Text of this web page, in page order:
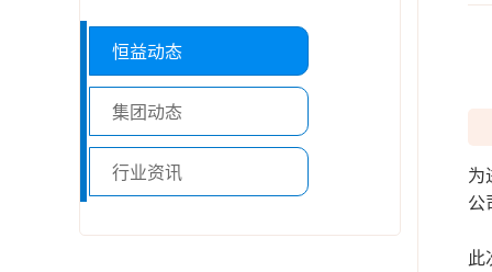
恒益动态
集团动态
行业资讯 为
公
此